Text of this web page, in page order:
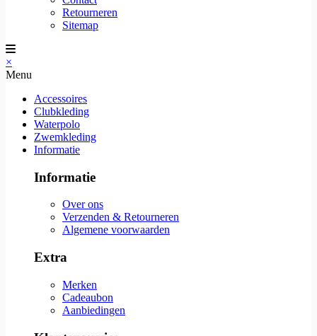
Retourneren
Sitemap
×
Menu
Accessoires
Clubkleding
Waterpolo
Zwemkleding
Informatie
Informatie
Over ons
Verzenden & Retourneren
Algemene voorwaarden
Extra
Merken
Cadeaubon
Aanbiedingen